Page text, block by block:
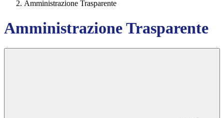
Amministrazione Trasparente
Amministrazione Trasparente